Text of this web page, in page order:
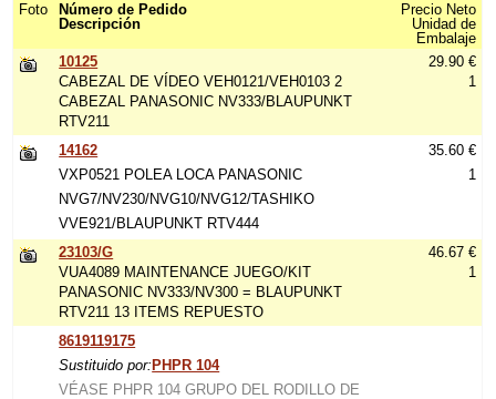
Foto
Número de Pedido
Descripción
Precio Neto
Unidad de
Embalaje
10125
CABEZAL DE VÍDEO VEH0121/VEH0103 2
CABEZAL PANASONIC NV333/BLAUPUNKT
RTV211
29.90 €
1
14162
VXP0521 POLEA LOCA PANASONIC
NVG7/NV230/NVG10/NVG12/TASHIKO
VVE921/BLAUPUNKT RTV444
35.60 €
1
23103/G
VUA4089 MAINTENANCE JUEGO/KIT
PANASONIC NV333/NV300 = BLAUPUNKT
RTV211 13 ITEMS REPUESTO
46.67 €
1
8619119175
Sustituido por: PHPR 104
VÉASE PHPR 104 GRUPO DEL RODILLO DE